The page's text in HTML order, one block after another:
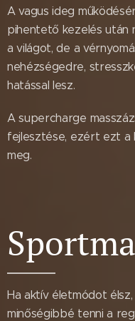
A vagus ideg
pihentető kezelés után
a világot, de a
nehézségedre,
hatással lesz.
A supercharge
fejlesztése, ezért ezt a
meg.
Ha aktív életmódot
minőségibbé tenni a